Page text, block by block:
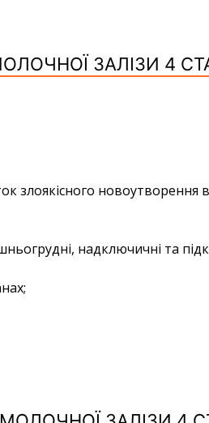
ЗАЛІЗИ 4
злоякісного новоутворення
надключичні та